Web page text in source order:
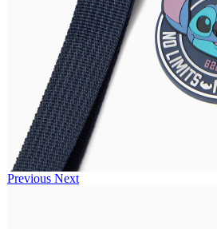
Previous Next